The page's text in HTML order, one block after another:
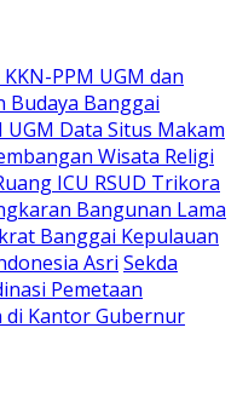
PPM UGM dan
Budaya Banggai
UGM Data Situs Makam
Wisata Religi
ICU RSUD Trikora
Bangunan Lama
Banggai Kepulauan
Asri Sekda
Pemetaan
di Kantor Gubernur